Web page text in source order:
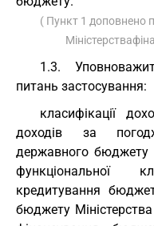
( Пункт 1 доповнено
1.3.
питань застосування:
класифікації
доходів за
державного бюджету
функціональної
кредитування
бюджету Міністерства